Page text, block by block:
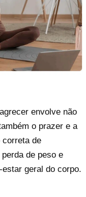
envolve não
o prazer e a
de
de peso e
geral do corpo.